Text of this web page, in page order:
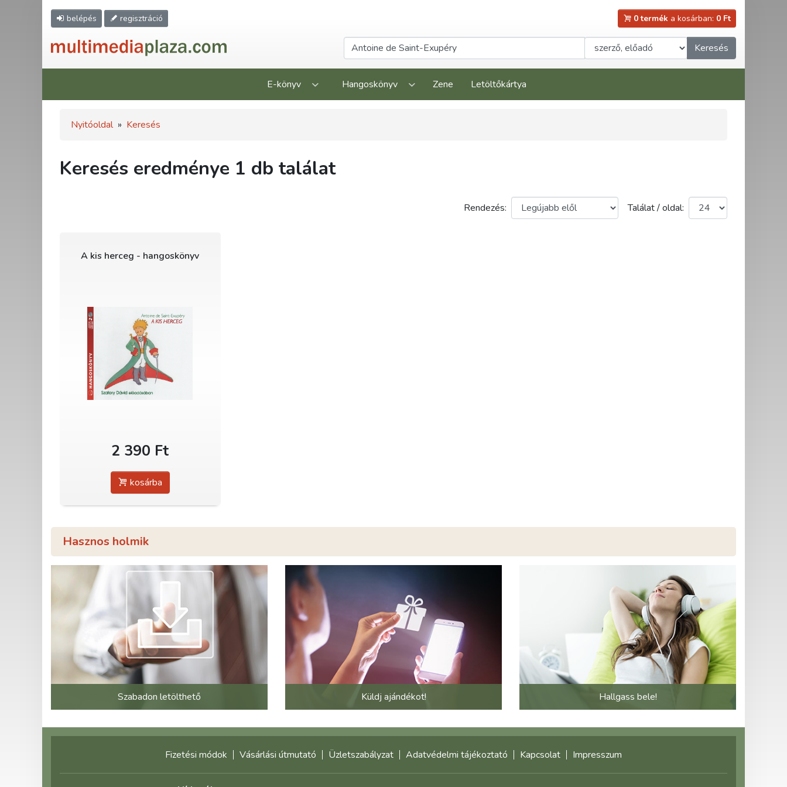
belépés regisztráció 0 termék a kosárban: 0 Ft
Keresés
E-könyv Hangoskönyv Zene Letöltőkártya
Nyitóoldal » Keresés
Keresés eredménye 1 db találat
Rendezés: Találat / oldal:
A kis herceg - hangoskönyv
2 390 Ft
kosárba
Hasznos holmik
Szabadon letölthető Küldj ajándékot! Hallgass bele!
Fizetési módok Vásárlási útmutató Üzletszabályzat Adatvédelmi tájékoztató Kapcsolat Impresszum